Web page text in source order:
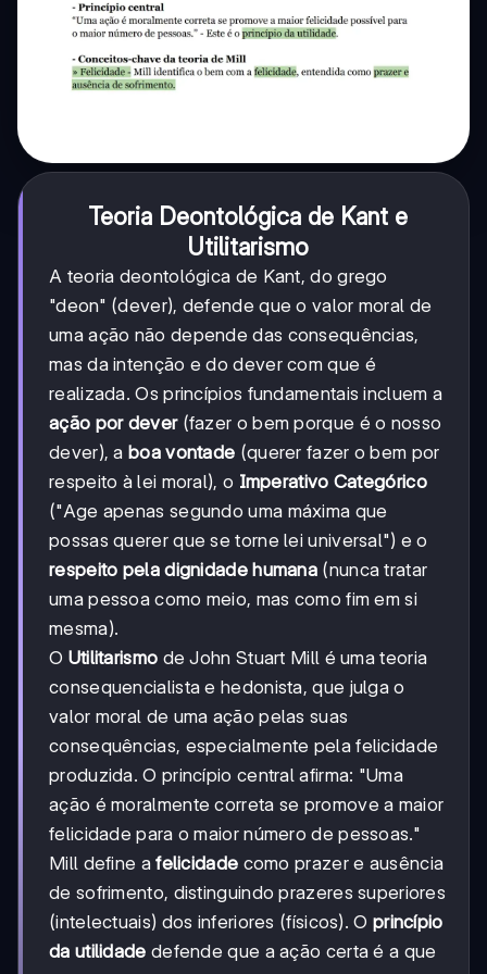
Teoria Deontológica de Kant e
Utilitarismo
A teoria deontológica de Kant, do grego
"deon" (dever), defende que o valor moral de
uma ação não depende das consequências,
mas da intenção e do dever com que é
realizada. Os princípios fundamentais incluem a
ação por dever(fazer o bem porque é o nosso
dever), a boa vontade (querer fazer o bem por
respeito à lei moral), o Imperativo Categórico
("Age apenas segundo uma máxima que
possas querer que se torne lei universal") e o
respeito pela dignidade humana (nunca tratar
uma pessoa como meio, mas como fim em si
mesma).
O Utilitarismo de John Stuart Mill é uma teoria
consequencialista e hedonista, que julga o
valor moral de uma ação pelas suas
consequências, especialmente pela felicidade
produzida. O princípio central afirma: "Uma
ação é moralmente correta se promove a maior
felicidade para o maior número de pessoas."
Mill define afelicidade como prazer e ausência
de sofrimento, distinguindo prazeres superiores
(intelectuais) dos inferiores (físicos). O princípio
da utilidade defende que a ação certa é a que